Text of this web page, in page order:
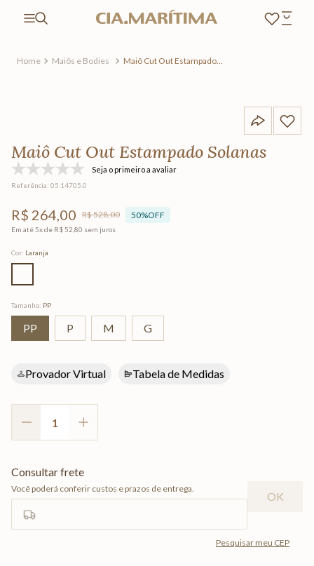
Maiôs e Bodies
Maiô Cut Out Estampado
Maiô Cut Out Estampado Solanas
Seja o primeiro a avaliar
Referência: 05.14705.0
R$ 264,00 R$528,00 50%OFF
Em até 5x de R$ 52 80 sem juros
Cor: Laranja
Tamanho: PP
PP P M G
Provador Virtual Tabela de Medidas